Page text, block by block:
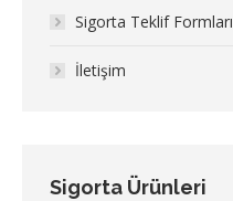
Sigorta Teklif Formları
İletişim
Sigorta Ürünleri